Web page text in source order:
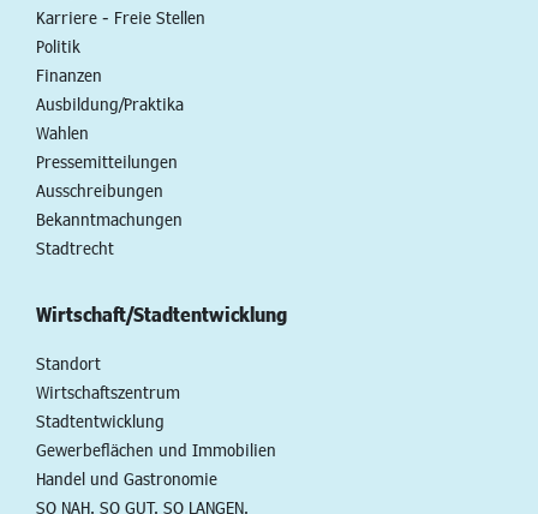
Karriere - Freie Stellen
Politik
Finanzen
Ausbildung/Praktika
Wahlen
Pressemitteilungen
Ausschreibungen
Bekanntmachungen
Stadtrecht
Wirtschaft/Stadtentwicklung
Standort
Wirtschaftszentrum
Stadtentwicklung
Gewerbeflächen und Immobilien
Handel und Gastronomie
SO NAH. SO GUT. SO LANGEN.